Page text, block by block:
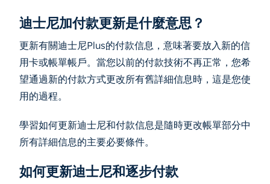
迪士尼加付款更新是什麼意思？
更新有關迪士尼Plus的付款信息，意味著要放入新的信
用卡或帳單帳戶。當您以前的付款技術不再正常，您希
望通過新的付款方式更改所有舊詳細信息時，這是您使
用的過程。
學習如何更新迪士尼和付款信息是隨時更改帳單部分中
所有詳細信息的主要必要條件。
如何更新迪士尼和逐步付款